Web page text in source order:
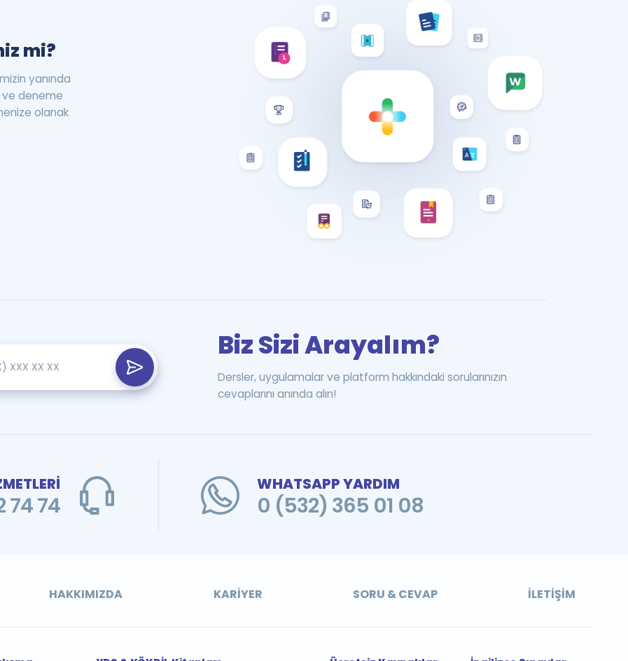
mi?
yanında
ve deneme
olanak
Biz Sizi Arayalım?
Dersler, uygulamalar ve platform hakkındaki sorularınızın
cevaplarını anında alın!
74 74
WHATSAPP YARDIM
0 (532) 365 01 08
HAKKIMIZDA KARIYER SORU & CEVAP İLETIŞIM